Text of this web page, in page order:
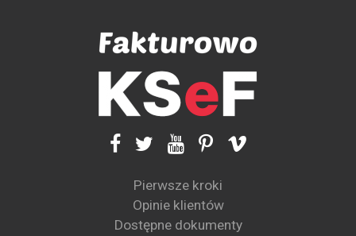
Pierwsze kroki
Opinie klientów
Dostępne dokumenty